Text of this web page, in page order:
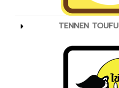
TENNEN TOUFU